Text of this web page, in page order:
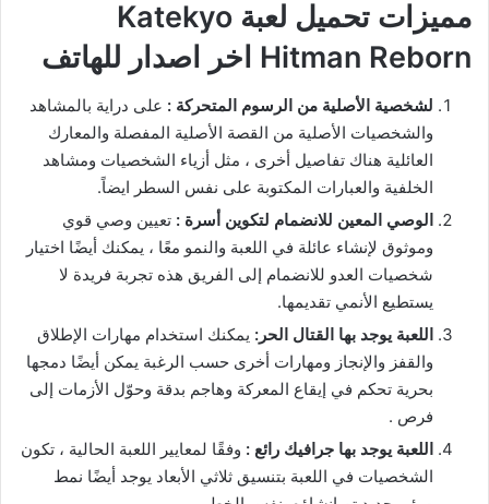
مميزات تحميل لعبة Katekyo
Hitman Reborn اخر اصدار للهاتف
لشخصية الأصلية من الرسوم المتحركة : على دراية بالمشاهد
والشخصيات الأصلية من القصة الأصلية المفصلة والمعارك
العائلية هناك تفاصيل أخرى ، مثل أزياء الشخصيات ومشاهد
الخلفية والعبارات المكتوبة على نفس السطر ايضاً.
الوصي المعين للانضمام لتكوين أسرة : تعيين وصي قوي
وموثوق لإنشاء عائلة في اللعبة والنمو معًا ، يمكنك أيضًا اختيار
شخصيات العدو للانضمام إلى الفريق هذه تجربة فريدة لا
يستطيع الأنمي تقديمها.
اللعبة يوجد بها القتال الحر: يمكنك استخدام مهارات الإطلاق
والقفز والإنجاز ومهارات أخرى حسب الرغبة يمكن أيضًا دمجها
بحرية تحكم في إيقاع المعركة وهاجم بدقة وحوّل الأزمات إلى
فرص .
اللعبة يوجد بها جرافيك رائع : وفقًا لمعايير اللعبة الحالية ، تكون
الشخصيات في اللعبة بتنسيق ثلاثي الأبعاد يوجد أيضًا نمط